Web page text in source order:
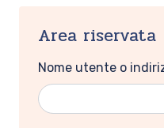
Area riservata
Nome utente o